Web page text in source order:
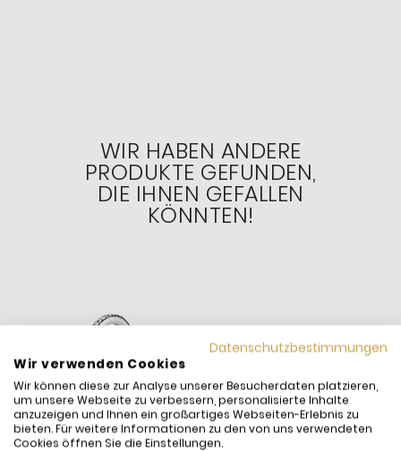
WIR HABEN ANDERE
PRODUKTE GEFUNDEN,
DIE IHNEN GEFALLEN
KÖNNTEN!
Datenschutzbestimmungen
Wir verwenden Cookies
Wir können diese zur Analyse unserer Besucherdaten platzieren,
um unsere Webseite zu verbessern, personalisierte Inhalte
anzuzeigen und Ihnen ein großartiges Webseiten-Erlebnis zu
bieten. Für weitere Informationen zu den von uns verwendeten
Cookies öffnen Sie die Einstellungen.